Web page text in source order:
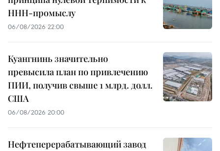
ННН-промыслу
06/08/2026 22:00
Куангнинь значительно
превысила план по привлечению
ПИИ, получив свыше 1 млрд. долл.
США
06/08/2026 20:00
Нефтеперерабатывающий завод